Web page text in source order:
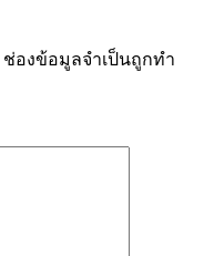
ช่องข้อมูลจำเป็นถูกทำ